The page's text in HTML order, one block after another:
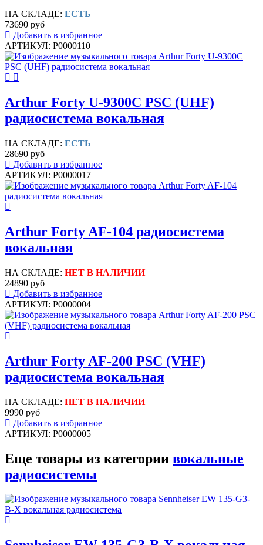
НА СКЛАДЕ: ЕСТЬ
73690 руб
Добавить в избранное
АРТИКУЛ: P0000110
Arthur Forty U-9300C PSC (UHF)
радиосистема вокальная
НА СКЛАДЕ: ЕСТЬ
28690 руб
Добавить в избранное
АРТИКУЛ: P0000017
Arthur Forty AF-104 радиосистема
вокальная
НА СКЛАДЕ: НЕТ В НАЛИЧИИ
24890 руб
Добавить в избранное
АРТИКУЛ: P0000004
Arthur Forty AF-200 PSC (VHF)
радиосистема вокальная
НА СКЛАДЕ: НЕТ В НАЛИЧИИ
9990 руб
Добавить в избранное
АРТИКУЛ: P0000005
Еще товары из категории вокальные
радиосистемы